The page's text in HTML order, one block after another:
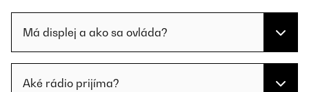
Má displej a ako sa ovláda?
Aké rádio prijíma?